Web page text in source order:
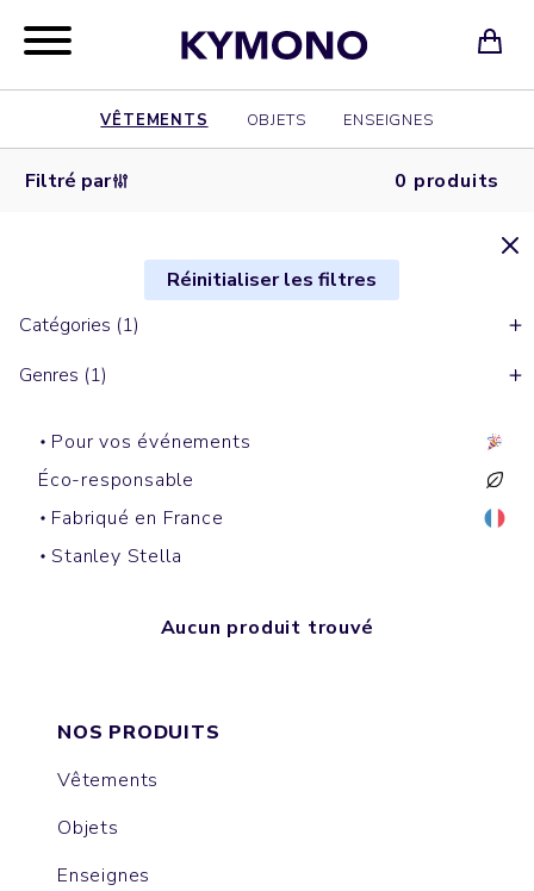
VÊTEMENTS OBJETS ENSEIGNES
Filtré par 0 produits
Réinitialiser les filtres
Catégories (1)
Genres (1)
Pour vos événements
Éco-responsable
Fabriqué en France
Stanley Stella
Aucun produit trouvé
NOS PRODUITS
Vêtements
Objets
Enseignes